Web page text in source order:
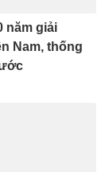
năm giải
Nam, thống